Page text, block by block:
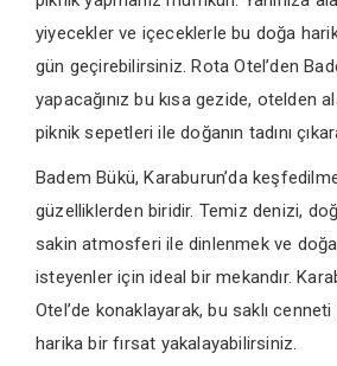
yiyecekler ve içeceklerle bu doğa
gün geçirebilirsiniz. Rota Otel’den
yapacağınız bu kısa gezide, otelden
piknik sepetleri ile doğanın tadını
Badem Bükü, Karaburun’da
güzelliklerden biridir. Temiz denizi,
sakin atmosferi ile dinlenmek ve
isteyenler için ideal bir mekandır.
Otel’de konaklayarak, bu saklı
harika bir fırsat yakalayabilirsiniz.